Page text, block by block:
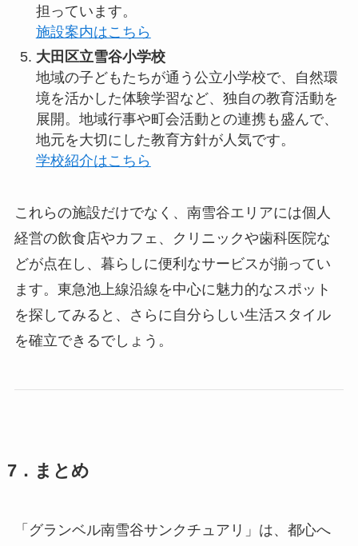
担っています。
施設案内はこちら
大田区立雪谷小学校
地域の子どもたちが通う公立小学校で、自然環
境を活かした体験学習など、独自の教育活動を
展開。地域行事や町会活動との連携も盛んで、
地元を大切にした教育方針が人気です。
学校紹介はこちら
これらの施設だけでなく、南雪谷エリアには個人
経営の飲食店やカフェ、クリニックや歯科医院な
どが点在し、暮らしに便利なサービスが揃ってい
ます。東急池上線沿線を中心に魅力的なスポット
を探してみると、さらに自分らしい生活スタイル
を確立できるでしょう。
7．まとめ
「グランベル南雪谷サンクチュアリ」は、都心へ